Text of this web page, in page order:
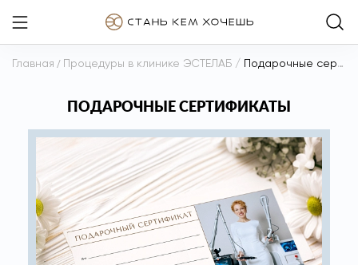
Главная / Процедуры в клинике ЭСТЕЛАБ / Подарочные сертификаты
ПОДАРОЧНЫЕ СЕРТИФИКАТЫ